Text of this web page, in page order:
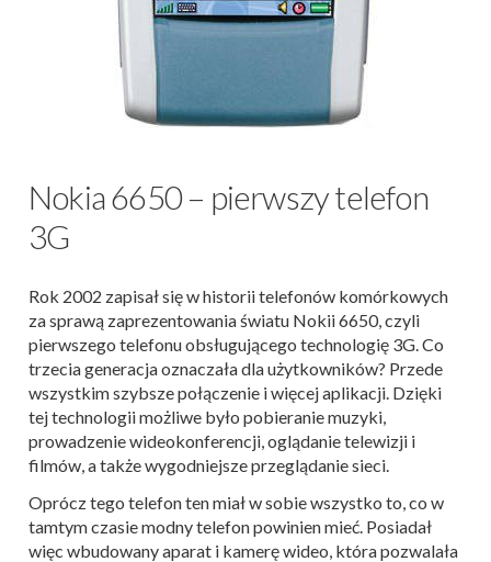
Nokia 6650 – pierwszy telefon
3G
Rok 2002 zapisał się w historii telefonów komórkowych
za sprawą zaprezentowania światu Nokii 6650, czyli
pierwszego telefonu obsługującego technologię 3G. Co
trzecia generacja oznaczała dla użytkowników? Przede
wszystkim szybsze połączenie i więcej aplikacji. Dzięki
tej technologii możliwe było pobieranie muzyki,
prowadzenie wideokonferencji, oglądanie telewizji i
filmów, a także wygodniejsze przeglądanie sieci.
Oprócz tego telefon ten miał w sobie wszystko to, co w
tamtym czasie modny telefon powinien mieć. Posiadał
więc wbudowany aparat i kamerę wideo, która pozwalała